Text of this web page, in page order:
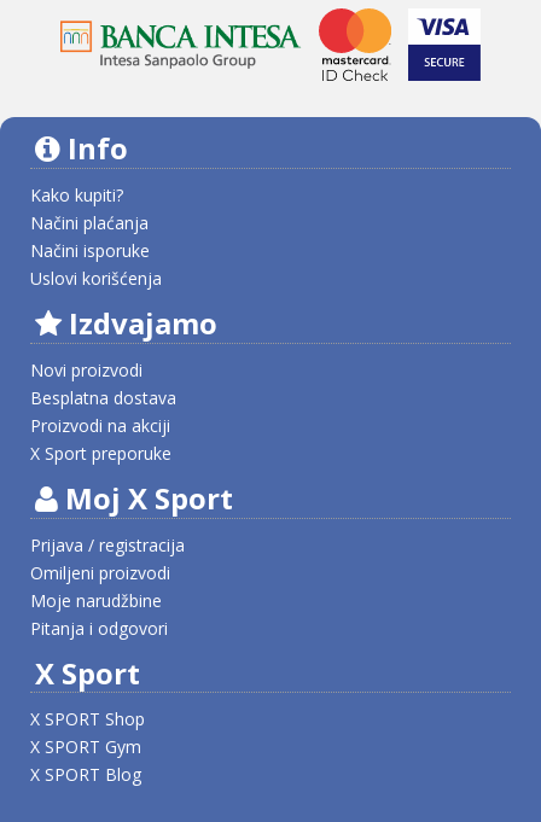
Info
Kako kupiti?
Načini plaćanja
Načini isporuke
Uslovi korišćenja
Izdvajamo
Novi proizvodi
Besplatna dostava
Proizvodi na akciji
X Sport preporuke
Moj X Sport
Prijava / registracija
Omiljeni proizvodi
Moje narudžbine
Pitanja i odgovori
X Sport
X SPORT Shop
X SPORT Gym
X SPORT Blog